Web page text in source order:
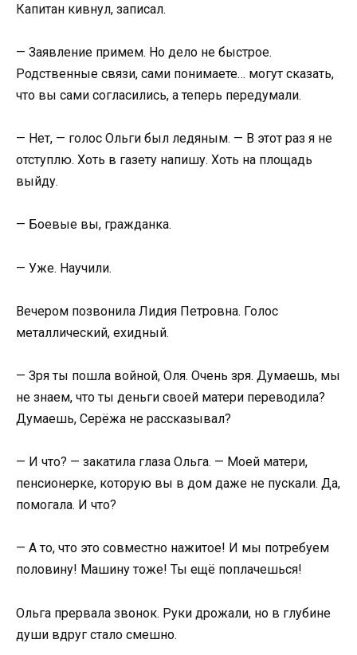
Капитан кивнул, записал.
— Заявление примем. Но дело не быстрое.
Родственные связи, сами понимаете… могут сказать,
что вы сами согласились, а теперь передумали.
— Нет, — голос Ольги был ледяным. — В этот раз я не
отступлю. Хоть в газету напишу. Хоть на площадь
выйду.
— Боевые вы, гражданка.
— Уже. Научили.
Вечером позвонила Лидия Петровна. Голос
металлический, ехидный.
— Зря ты пошла войной, Оля. Очень зря. Думаешь, мы
не знаем, что ты деньги своей матери переводила?
Думаешь, Серёжа не рассказывал?
— И что? — закатила глаза Ольга. — Моей матери,
пенсионерке, которую вы в дом даже не пускали. Да,
помогала. И что?
— А то, что это совместно нажитое! И мы потребуем
половину! Машину тоже! Ты ещё поплачешься!
Ольга прервала звонок. Руки дрожали, но в глубине
души вдруг стало смешно.